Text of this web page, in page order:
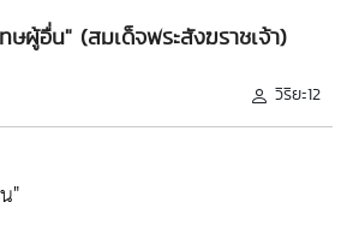
ษผู้อื่น" (สมเด็จพระสังฆราชเจ้า)
วิริยะ12
"